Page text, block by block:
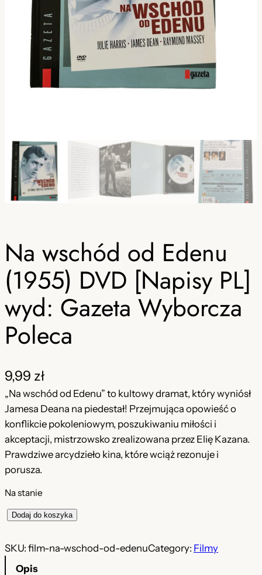
Na wschód od Edenu
(1955) DVD [Napisy PL]
wyd: Gazeta Wyborcza
Poleca
9,99 zł
„Na wschód od Edenu” to kultowy dramat, który wyniósł
Jamesa Deana na piedestał! Przejmująca opowieść o
konflikcie pokoleniowym, poszukiwaniu miłości i
akceptacji, mistrzowsko zrealizowana przez Elię Kazana.
Prawdziwe arcydzieło kina, które wciąż rezonuje i
porusza.
Na stanie
o
Dodaj do koszyka
SKU: film-na-wschod-od-edenuCategory: Filmy
Opis